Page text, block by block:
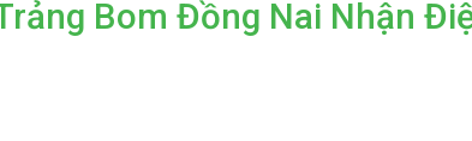
Bom Đồng Nai Nhận